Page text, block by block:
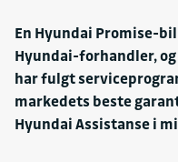
Bluetooth: audio
Hovedskjerm
Elektrisk sete,
Elektrisk sete,
Head-up-skjerm
En Hyundai Promise-
Hyundai-forhandler,
har fulgt
markedets beste
Hyundai Assistanse i